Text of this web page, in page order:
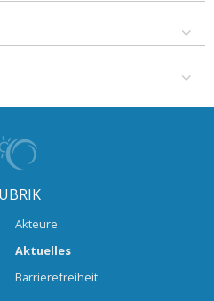
Akteure
Aktuelles
Barrierefreiheit